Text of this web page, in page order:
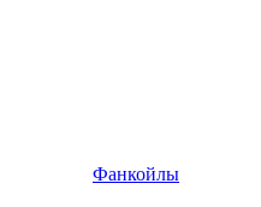
Фанкойлы